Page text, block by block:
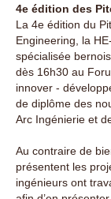
4e édition des
La 4e édition du
Engineering, la
spécialisée
dès 16h30 au
innover -
de diplôme des
Arc Ingénierie et
Au contraire de
présentent les
ingénieurs ont